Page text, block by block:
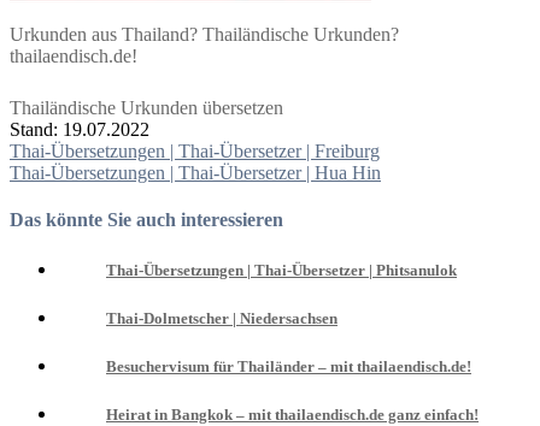
Urkunden aus Thailand? Thailändische Urkunden?
thailaendisch.de!
Thailändische Urkunden übersetzen
Stand: 19.07.2022
Beitragsnavigation
Thai-Übersetzungen | Thai-Übersetzer | Freiburg
Thai-Übersetzungen | Thai-Übersetzer | Hua Hin
Das könnte Sie auch interessieren
Thai-Übersetzungen | Thai-Übersetzer | Phitsanulok
Thai-Dolmetscher | Niedersachsen
Besuchervisum für Thailänder – mit thailaendisch.de!
Heirat in Bangkok – mit thailaendisch.de ganz einfach!